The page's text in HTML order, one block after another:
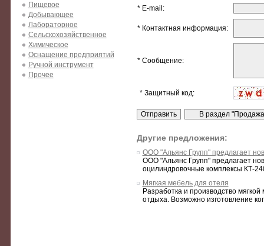
Пищевое
Добывающее
Лабораторное
Сельскохозяйственное
Химическое
Оснащение предприятий
Ручной инструмент
Прочее
* E-mail:
* Контактная информация:
* Сообщение:
* Защитный код:
Другие предложения:
ООО "Альянс Групп" предлагает
ООО "Альянс Групп" предлагает
оцилиндровочные комплексы КТ-
Мягкая мебель для отеля
Разработка и производство
отдыха. Возможно изготовление